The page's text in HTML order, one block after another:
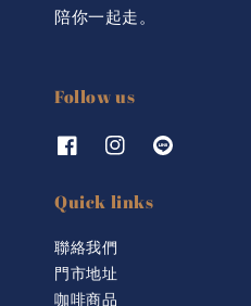
陪你一起走。
Follow us
Quick links
聯絡我們
門市地址
咖啡商品